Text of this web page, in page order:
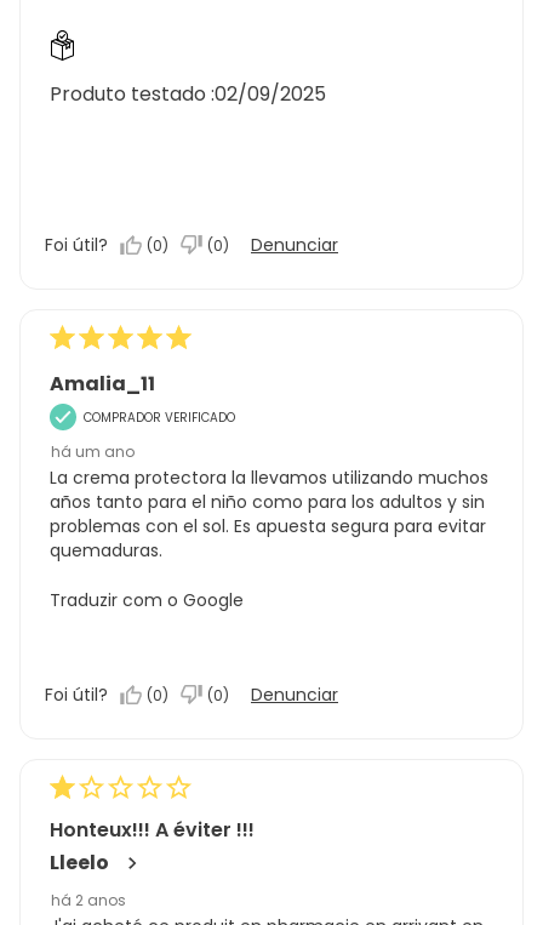
Produto testado :02/09/2025
Foi útil? (0) (0) Denunciar
Amalia_11
COMPRADOR VERIFICADO
há um ano
La crema protectora la llevamos utilizando muchos
años tanto para el niño como para los adultos y sin
problemas con el sol. Es apuesta segura para evitar
quemaduras.
Traduzir com o Google
Foi útil? (0) (0) Denunciar
Honteux!!! A éviter !!!
Lleelo
há 2 anos